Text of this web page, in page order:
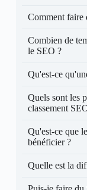
Comment faire
Combien de
le SEO ?
Qu'est-ce
Quels sont les
classement
Qu'est-ce que
bénéficier ?
Quelle est la